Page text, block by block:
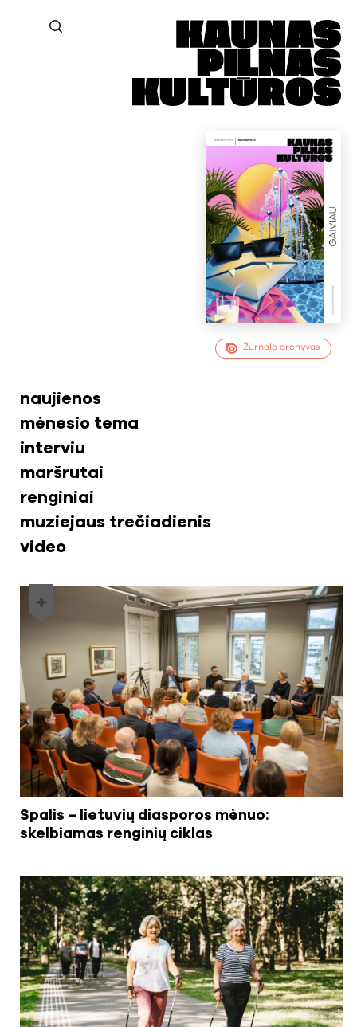
Žurnalo archyvas
Spalis – lietuvių diasporos mėnuo:
skelbiamas renginių ciklas
naujienos
mėnesio tema
interviu
maršrutai
renginiai
muziejaus trečiadienis
video